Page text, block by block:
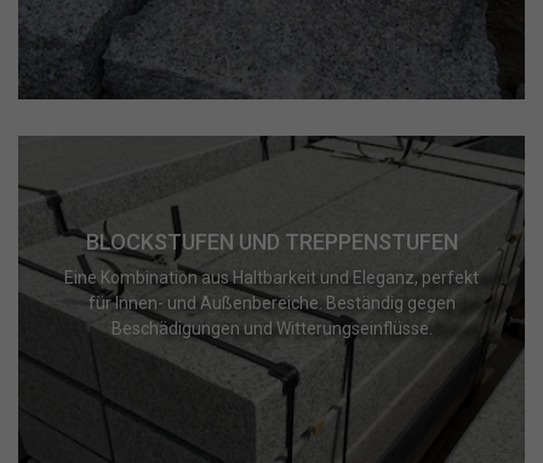
BLOCKSTUFEN UND TREPPENSTUFEN
Eine Kombination aus Haltbarkeit und Eleganz, perfekt
für Innen- und Außenbereiche. Beständig gegen
Beschädigungen und Witterungseinflüsse.